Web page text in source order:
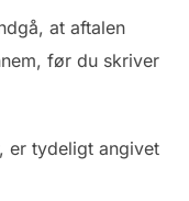
at aftalen
før du skriver
er tydeligt angivet